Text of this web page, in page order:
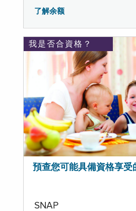
了解余额
我是否合資格？
預查您可能具備資格享受
SNAP